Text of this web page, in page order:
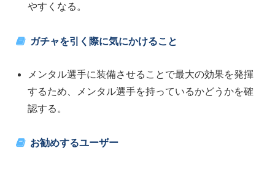
やすくなる。
ガチャを引く際に気にかけること
メンタル選手に装備させることで最大の効果を発揮
するため、メンタル選手を持っているかどうかを確
認する。
お勧めするユーザー